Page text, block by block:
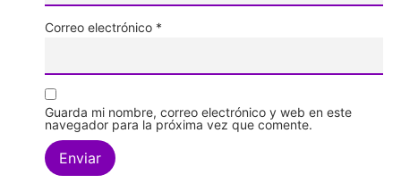
Correo electrónico *
Guarda mi nombre, correo electrónico y web en este
navegador para la próxima vez que comente.